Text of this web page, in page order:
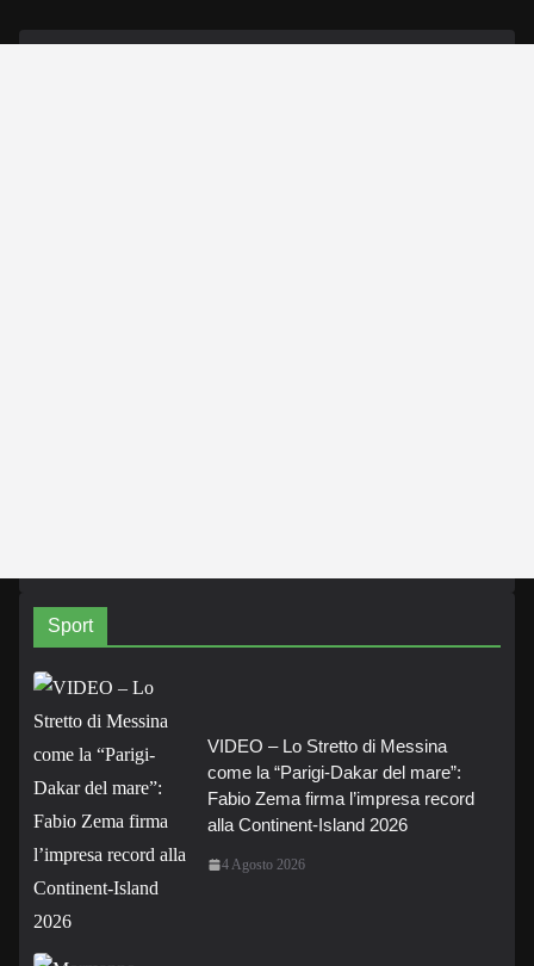
Sport
VIDEO – Lo Stretto di Messina
come la “Parigi-Dakar del mare”:
Fabio Zema firma l’impresa record
alla Continent-Island 2026
4 Agosto 2026